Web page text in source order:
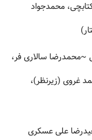
محمدجواد
~محمدرضا سالاری فر،
غروی (زیرنظر)،
علی عسکری